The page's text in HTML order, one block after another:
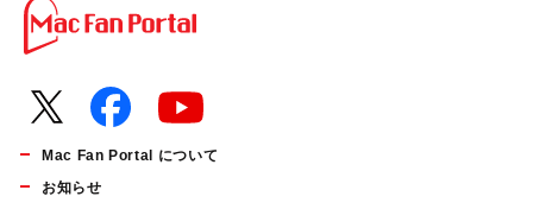
Mac Fan Portal について
お知らせ